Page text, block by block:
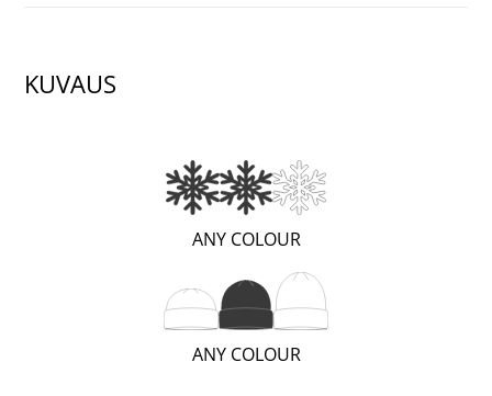
KUVAUS
ANY COLOUR(VERY
WARM;
OF
3)
ANY COLOUR(REGULAR;